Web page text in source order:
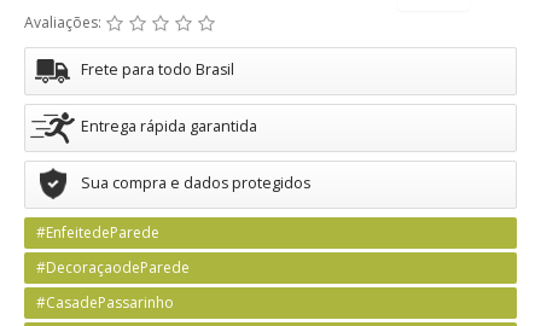
Avaliações:
Frete para todo Brasil
Entrega rápida garantida
Sua compra e dados protegidos
#EnfeitedeParede
#DecoraçaodeParede
#CasadePassarinho